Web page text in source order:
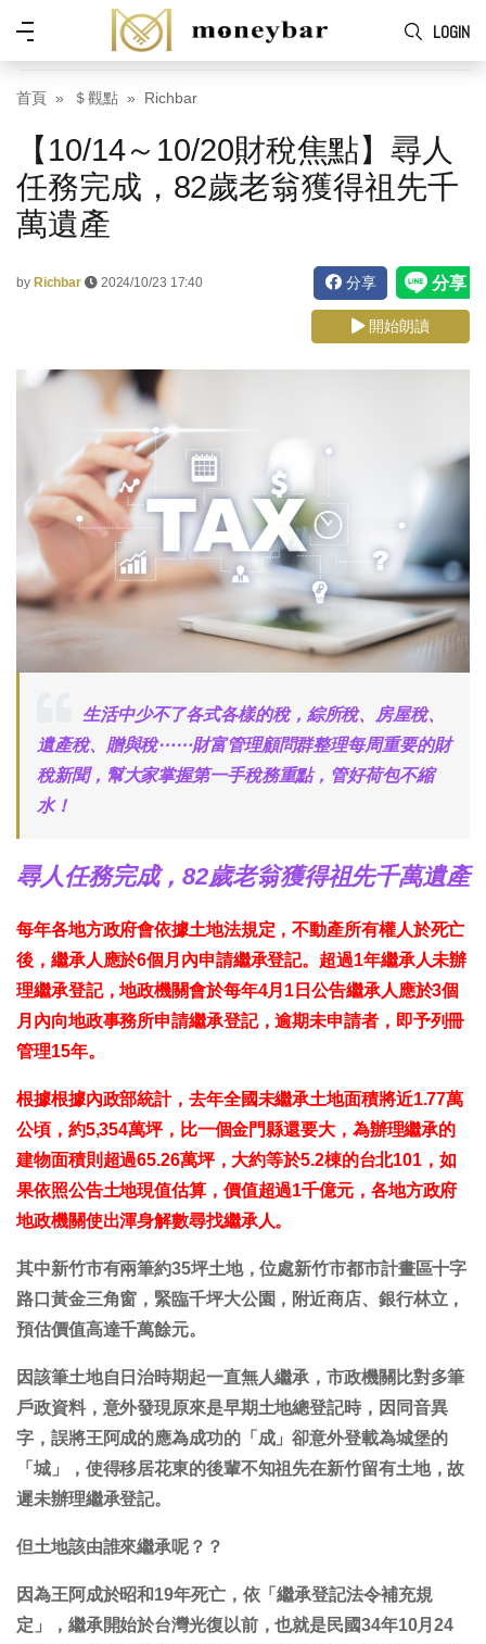
Skip to main content
LOGIN
功
能
表
首頁 ＄觀點 Richbar
【10/14～10/20財稅焦點】尋人
任務完成，82歲老翁獲得祖先千
萬遺產
by Richbar 2024/10/23 17:40 分享
開始朗讀
生活中少不了各式各樣的稅，綜所稅、房屋稅、
遺產稅、贈與稅⋯⋯財富管理顧問群整理每周重要的財
稅新聞，幫大家掌握第一手稅務重點，管好荷包不縮
水！
尋人任務完成，82歲老翁獲得祖先千萬遺產
每年各地方政府會依據土地法規定，不動產所有權人於死亡
後，繼承人應於6個月內申請繼承登記。超過1年繼承人未辦
理繼承登記，地政機關會於每年4月1日公告繼承人應於3個
月內向地政事務所申請繼承登記，逾期未申請者，即予列冊
管理15年。
根據根據內政部統計，去年全國未繼承土地面積將近1.77萬
公頃，約5,354萬坪，比一個金門縣還要大，為辦理繼承的
建物面積則超過65.26萬坪，大約等於5.2棟的台北101，如
果依照公告土地現值估算，價值超過1千億元，各地方政府
地政機關使出渾身解數尋找繼承人。
其中新竹市有兩筆約35坪土地，位處新竹市都市計畫區十字
路口黃金三角窗，緊臨千坪大公園，附近商店、銀行林立，
預估價值高達千萬餘元。
因該筆土地自日治時期起一直無人繼承，市政機關比對多筆
戶政資料，意外發現原來是早期土地總登記時，因同音異
字，誤將王阿成的應為成功的「成」卻意外登載為城堡的
「城」，使得移居花東的後輩不知祖先在新竹留有土地，故
遲未辦理繼承登記。
但土地該由誰來繼承呢？？
因為王阿成於昭和19年死亡，依「繼承登記法令補充規
定」，繼承開始於台灣光復以前，也就是民國34年10月24